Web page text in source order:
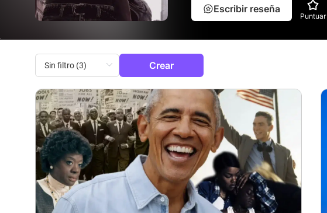
Escribir reseña
Puntuar
Crear
# Drama # Biografía # Película histórica